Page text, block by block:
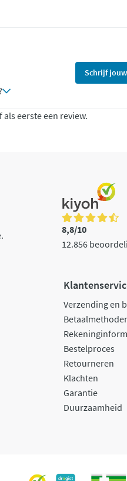
Schrijf
eerste een review.
8,8/10
12.856
Verzending en
Bestelproces
Retourneren
Klachten
Garantie
Duurzaamheid